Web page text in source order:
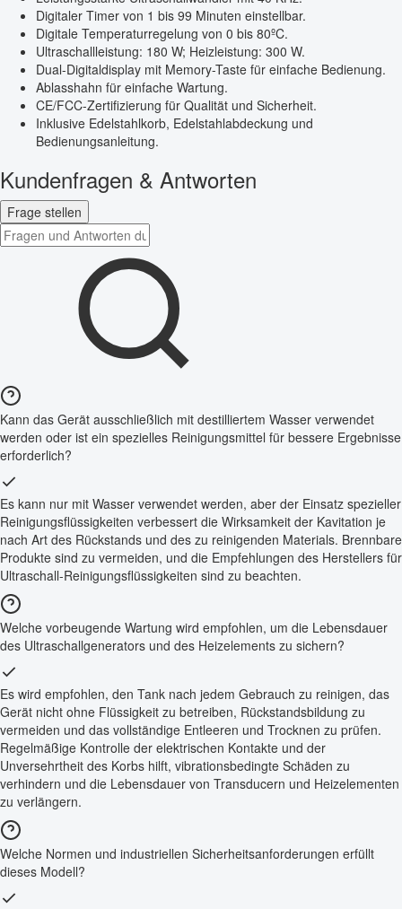
Digitaler Timer von 1 bis 99 Minuten einstellbar.
Digitale Temperaturregelung von 0 bis 80ºC.
Ultraschallleistung: 180 W; Heizleistung: 300 W.
Dual-Digitaldisplay mit Memory-Taste für einfache Bedienung.
Ablasshahn für einfache Wartung.
CE/FCC-Zertifizierung für Qualität und Sicherheit.
Inklusive Edelstahlkorb, Edelstahlabdeckung und
Bedienungsanleitung.
Kundenfragen & Antworten
Frage stellen
Kann das Gerät ausschließlich mit destilliertem Wasser verwendet
werden oder ist ein spezielles Reinigungsmittel für bessere Ergebnisse
erforderlich?
Es kann nur mit Wasser verwendet werden, aber der Einsatz spezieller
Reinigungsflüssigkeiten verbessert die Wirksamkeit der Kavitation je
nach Art des Rückstands und des zu reinigenden Materials. Brennbare
Produkte sind zu vermeiden, und die Empfehlungen des Herstellers für
Ultraschall-Reinigungsflüssigkeiten sind zu beachten.
Welche vorbeugende Wartung wird empfohlen, um die Lebensdauer
des Ultraschallgenerators und des Heizelements zu sichern?
Es wird empfohlen, den Tank nach jedem Gebrauch zu reinigen, das
Gerät nicht ohne Flüssigkeit zu betreiben, Rückstandsbildung zu
vermeiden und das vollständige Entleeren und Trocknen zu prüfen.
Regelmäßige Kontrolle der elektrischen Kontakte und der
Unversehrtheit des Korbs hilft, vibrationsbedingte Schäden zu
verhindern und die Lebensdauer von Transducern und Heizelementen
zu verlängern.
Welche Normen und industriellen Sicherheitsanforderungen erfüllt
dieses Modell?